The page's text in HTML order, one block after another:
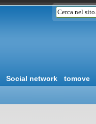
Social network tomove